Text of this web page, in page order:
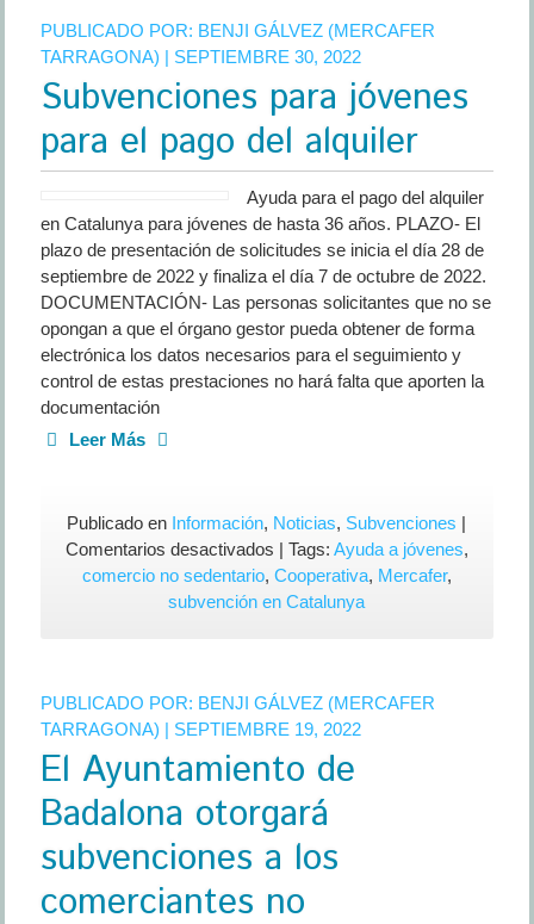
Europeos:
de
hasta
2000
PUBLICADO POR: BENJI GÁLVEZ (MERCAFER
TARRAGONA) | SEPTIEMBRE 30, 2022
Subvenciones para jóvenes
para el pago del alquiler
Ayuda para el pago del alquiler
en Catalunya para jóvenes de hasta 36 años. PLAZO- El
plazo de presentación de solicitudes se inicia el día 28 de
septiembre de 2022 y finaliza el día 7 de octubre de 2022.
DOCUMENTACIÓN- Las personas solicitantes que no se
opongan a que el órgano gestor pueda obtener de forma
electrónica los datos necesarios para el seguimiento y
control de estas prestaciones no hará falta que aporten la
documentación
Leer Más
Publicado en Información, Noticias, Subvenciones |
Comentarios desactivadosen
Subvenciones
para
pago
del
alquiler
| Tags: Ayuda a jóvenes,
comercio no sedentario, Cooperativa, Mercafer,
subvención en Catalunya
PUBLICADO POR: BENJI GÁLVEZ (MERCAFER
TARRAGONA) | SEPTIEMBRE 19, 2022
El Ayuntamiento de
Badalona otorgará
subvenciones a los
comerciantes no